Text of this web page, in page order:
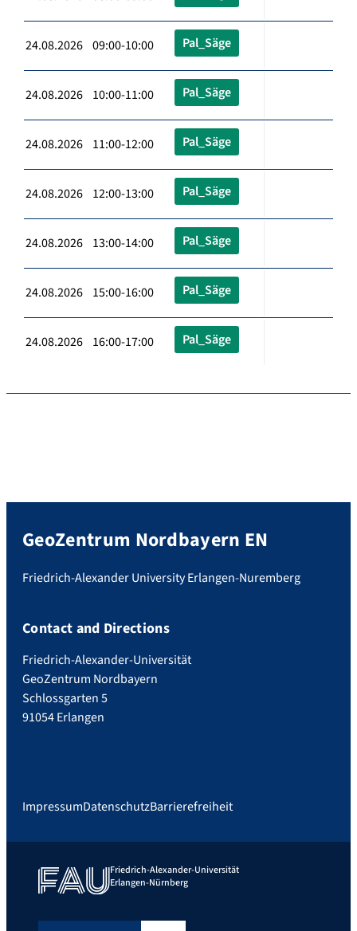
24.08.2026 09:00-10:00 Pal_Säge
24.08.2026 10:00-11:00 Pal_Säge
24.08.2026 11:00-12:00 Pal_Säge
24.08.2026 12:00-13:00 Pal_Säge
24.08.2026 13:00-14:00 Pal_Säge
24.08.2026 15:00-16:00 Pal_Säge
24.08.2026 16:00-17:00 Pal_Säge
GeoZentrum Nordbayern EN
Friedrich-Alexander University Erlangen-Nuremberg
Contact and Directions
Friedrich-Alexander-Universität
GeoZentrum Nordbayern
Schlossgarten 5
91054 Erlangen
ImpressumDatenschutzBarrierefreiheit
Friedrich-Alexander-Universität
Erlangen-Nürnberg